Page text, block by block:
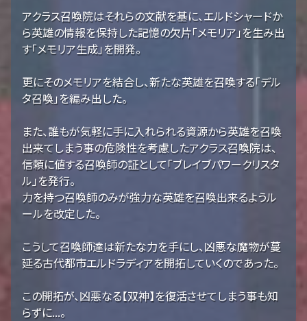
アクラス召喚院はそれらの文献を基に、エルドシャードか
ら英雄の情報を保持した記憶の欠片「メモリア」を生み出
す「メモリア生成」を開発。
更にそのメモリアを結合し、新たな英雄を召喚する「デル
タ召喚」を編み出した。
また、誰もが気軽に手に入れられる資源から英雄を召喚
出来てしまう事の危険性を考慮したアクラス召喚院は、
信頼に値する召喚師の証として「ブレイブパワークリスタ
ル」を発行。
力を持つ召喚師のみが強力な英雄を召喚出来るようル
ールを改定した。
こうして召喚師達は新たな力を手にし、凶悪な魔物が蔓
延る古代都市エルドラディアを開拓していくのであった。
この開拓が、凶悪なる【双神】を復活させてしまう事も知
らずに...。